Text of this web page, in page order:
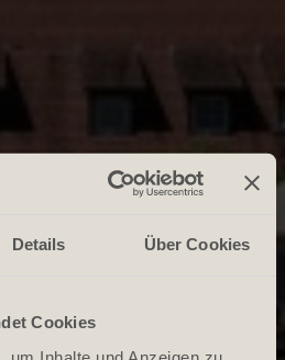
Details Über Cookies
Cookies